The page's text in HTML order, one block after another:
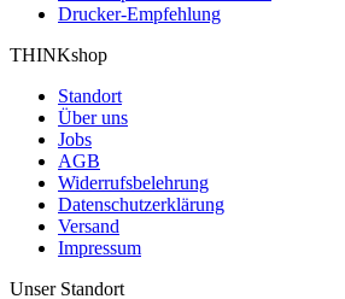
Drucker-Empfehlung
THINKshop
Standort
Über uns
Jobs
AGB
Widerrufsbelehrung
Datenschutzerklärung
Versand
Impressum
Unser Standort